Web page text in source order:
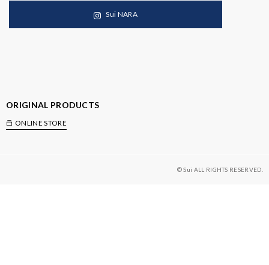
Sui NARA
ORIGINAL PRODUCTS
ONLINE STORE
© Sui ALL RIGHTS RESERVED.